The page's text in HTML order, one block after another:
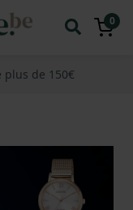
0
de 150€